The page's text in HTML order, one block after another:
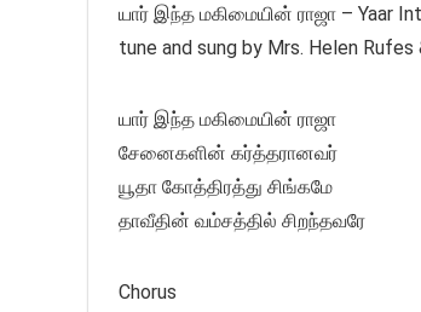
யார் இந்த மகிமையின் ராஜா – Yaar
tune and sung by Mrs. Helen Rufes
யார் இந்த மகிமையின் ராஜா
சேனைகளின் கர்த்தரானவர்
யூதா கோத்திரத்து சிங்கமே
தாவீதின் வம்சத்தில் சிறந்தவரே
Chorus